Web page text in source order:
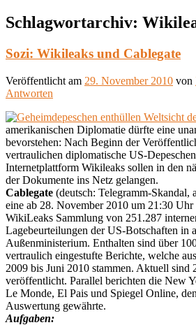
Schlagwortarchiv:
Sozi: Wikileaks und Cablegate
Veröffentlicht am 29. November 2010 von
Antworten
amerikanischen Diplomatie dürfte eine
bevorstehen: Nach Beginn der
vertraulichen diplomatische US-
Internetplattform Wikileaks sollen in den
der Dokumente ins Netz gelangen.
Cablegate (deutsch: Telegramm-Skandal,
eine ab 28. November 2010 um 21:30 Uhr
WikiLeaks Sammlung von 251.287
Lagebeurteilungen der US-Botschaften in
Außenministerium. Enthalten sind über
vertraulich eingestufte Berichte, welche
2009 bis Juni 2010 stammen. Aktuell sind
veröffentlicht. Parallel berichten die New
Le Monde, El Pais und Spiegel Online,
Auswertung gewährte.
Aufgaben: